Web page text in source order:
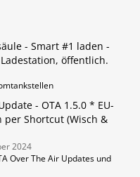
- Smart #1 laden -
öffentlich.
- OTA 1.5.0 * EU-
per Shortcut (Wisch &
2024
Over The Air Updates und